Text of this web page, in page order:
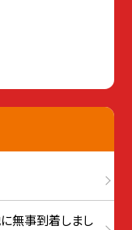
無事到着しまし